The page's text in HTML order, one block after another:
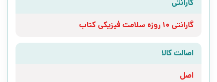
گارانتی
گارانتی 10 روزه سلامت فیزیکی کتاب
اصالت کالا
اصل